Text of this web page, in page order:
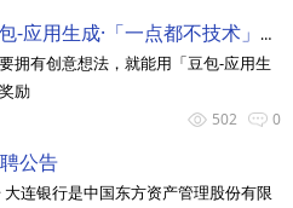
【零门槛瓜分20万奖池】豆包-应用生成·「一点都不技术」创作挑战赛
拥有创意想法，就能用「豆包-应用生
励
0
502
公告
连银行是中国东方资产管理股份有限